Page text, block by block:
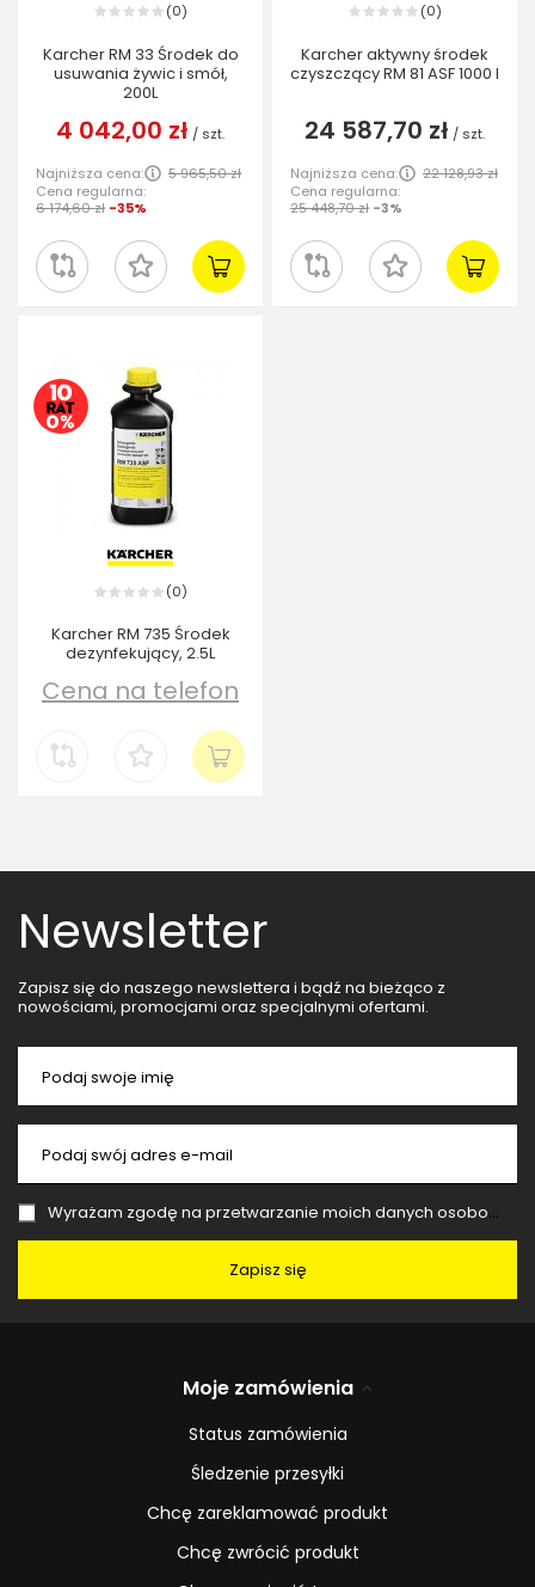
(0)
Karcher RM 33 Środek do
usuwania żywic i smół,
200L
4 042,00 zł / szt.
Najniższa cena:
5 965,50 zł
Cena regularna:
6 174,60 zł -35%
(0)
Karcher aktywny środek
czyszczący RM 81 ASF 1000 l
24 587,70 zł / szt.
Najniższa cena:
22 128,93 zł
Cena regularna:
25 448,70 zł -3%
(0)
Karcher RM 735 Środek
dezynfekujący, 2.5L
Cena na telefon
Newsletter
Zapisz się do naszego newslettera i bądź na bieżąco z
nowościami, promocjami oraz specjalnymi ofertami.
Podaj swoje imię
Podaj swój adres e-mail
Wyrażam zgodę na przetwarzanie moich danych osobowych (adres e-mail) na potrzeby wysyłki newslettera z informacją handlową (marketing). Więcej w
Zapisz się
Moje zamówienia
Status zamówienia
Śledzenie przesyłki
Chcę zareklamować produkt
Chcę zwrócić produkt